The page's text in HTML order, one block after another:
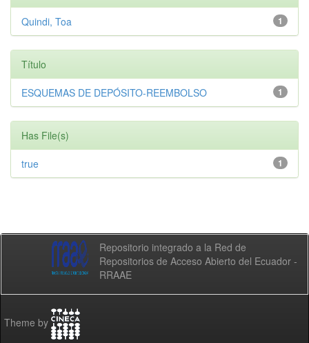
1
Quindi, Toa
Título
1
ESQUEMAS DE DEPÓSITO-REEMBOLSO
Has File(s)
1
true
Repositorio integrado a la Red de
Repositorios de Acceso Abierto del Ecuador -
RRAAE
Theme by